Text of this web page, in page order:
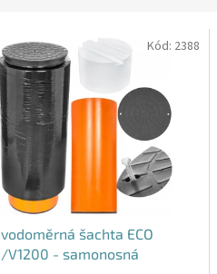
šachta ECO
V1200 - samonosná
Kód: 2388